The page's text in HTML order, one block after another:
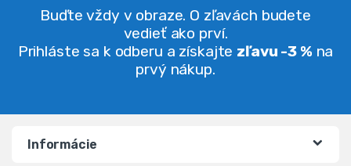
Buďte vždy v obraze. O zľavách budete
vedieť ako prví.
Prihláste sa k odberu a získajte zľavu -3 % na
prvý nákup.
Informácie